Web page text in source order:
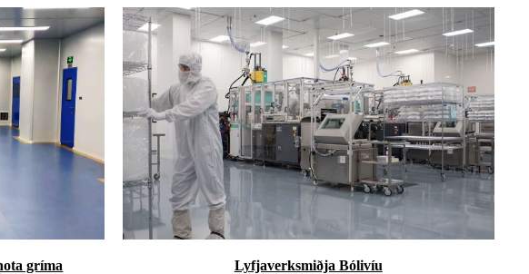
gríma Lyfjaverksmiðja Bólivíu